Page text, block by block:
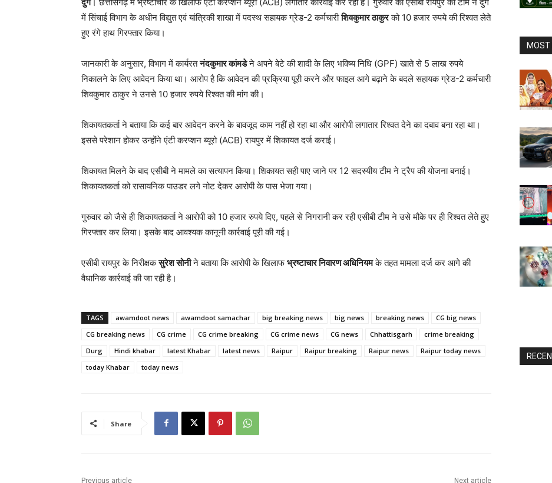
में सिंचाई विभाग के अधीन विद्युत एवं यांत्रिकी शाखा में पदस्थ सहायक ग्रेड-2 कर्मचारीशिवकुमार ठाकुरको 10 हजार रुपये की रिश्वत लेते
हुए रंगे हाथ गिरफ्तार किया।
जानकारी के अनुसार, विभाग में कार्यरतनंदकुमार कांमडेने अपने बेटे की शादी के लिए भविष्य निधि (GPF) खाते से 5 लाख रुपये
निकालने के लिए आवेदन किया था। आरोप है कि आवेदन की प्रक्रिया पूरी करने और फाइल आगे बढ़ाने के बदले सहायक ग्रेड-2 कर्मचारी
शिवकुमार ठाकुर ने उनसे 10 हजार रुपये रिश्वत की मांग की।
शिकायतकर्ता ने बताया कि कई बार आवेदन करने के बावजूद काम नहीं हो रहा था और आरोपी लगातार रिश्वत देने का दबाव बना रहा था।
इससे परेशान होकर उन्होंने एंटी करप्शन ब्यूरो (ACB) रायपुर में शिकायत दर्ज कराई।
शिकायत मिलने के बाद एसीबी ने मामले का सत्यापन किया। शिकायत सही पाए जाने पर 12 सदस्यीय टीम ने ट्रैप की योजना बनाई।
शिकायतकर्ता को रासायनिक पाउडर लगे नोट देकर आरोपी के पास भेजा गया।
गुरुवार को जैसे ही शिकायतकर्ता ने आरोपी को 10 हजार रुपये दिए, पहले से निगरानी कर रही एसीबी टीम ने उसे मौके पर ही रिश्वत लेते हुए
गिरफ्तार कर लिया। इसके बाद आवश्यक कानूनी कार्रवाई पूरी की गई।
एसीबी रायपुर के निरीक्षकसुरेश सोनीने बताया कि आरोपी के खिलाफभ्रष्टाचार निवारण अधिनियमके तहत मामला दर्ज कर आगे की
वैधानिक कार्रवाई की जा रही है।
TAGS awamdoot news awamdoot samachar big breaking news big news breaking news
CG big news
CG breaking news
CG crime CG crime breaking CG crime news CG news Chhattisgarh
crime breaking
Durg
Hindi khabar latest Khabar latest news Raipur Raipur breaking Raipur news
Raipur today news
today Khabar
today news
Share
Previous article Next article
MOST